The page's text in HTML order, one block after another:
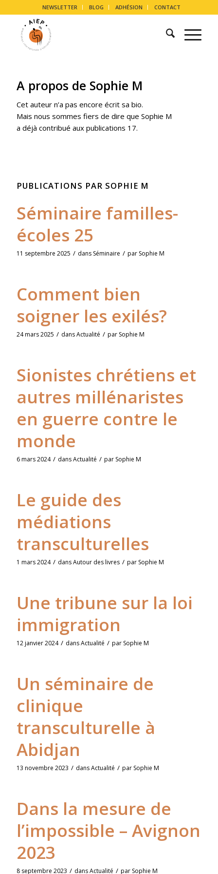
NEWSLETTER BLOG ADHÉSION CONTACT
A propos de Sophie M
Cet auteur n’a pas encore écrit sa bio.
Mais nous sommes fiers de dire que Sophie M
a déjà contribué aux publications 17.
PUBLICATIONS PAR SOPHIE M
Séminaire familles-
écoles 25
11 septembre 2025 / dans Séminaire / par Sophie M
Comment bien
soigner les exilés?
24 mars 2025 / dansActualité / par Sophie M
Sionistes chrétiens et
autres millénaristes
en guerre contre le
monde
6 mars 2024 / dansActualité / par Sophie M
Le guide des
médiations
transculturelles
1 mars 2024 / dansAutour des livres / par Sophie M
Une tribune sur la loi
immigration
12 janvier 2024 / dansActualité / par Sophie M
Un séminaire de
clinique
transculturelle à
Abidjan
13 novembre 2023 / dansActualité / par Sophie M
Dans la mesure de
l’impossible – Avignon
2023
8 septembre 2023 / dansActualité / par Sophie M